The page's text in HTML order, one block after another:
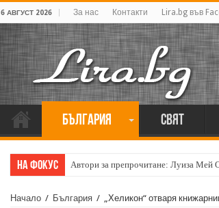
6 АВГУСТ 2026 За нас Контакти Lira.bg във
България Свят
На фокус Автори за препрочитане: Луиза Мей
Начало / България / „Хеликон“ отваря